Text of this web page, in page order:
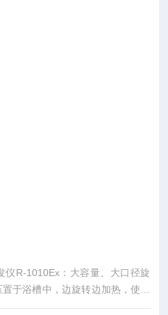
R-1010Ex：大容量、大口径旋
于浴槽中，边旋转边加热，使溶
、医药、化工、食品等领域的小